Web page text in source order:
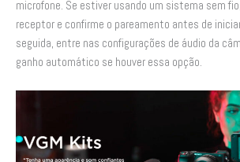
microfone. Se estiver usando um sistema sem
receptor e confirme o pareamento antes de
seguida, entre nas configurações de áudio da
ganho automático se houver essa opção.